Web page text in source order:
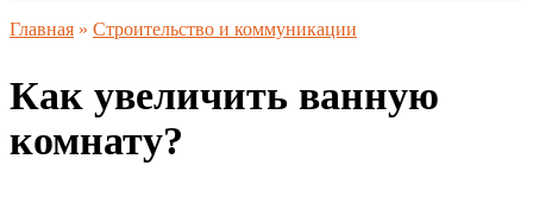
Главная » Строительство и коммуникации
Как увеличить ванную
комнату?